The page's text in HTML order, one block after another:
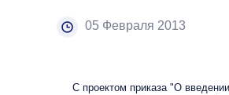
05 Февраля 2013
C проектом приказа "О введении